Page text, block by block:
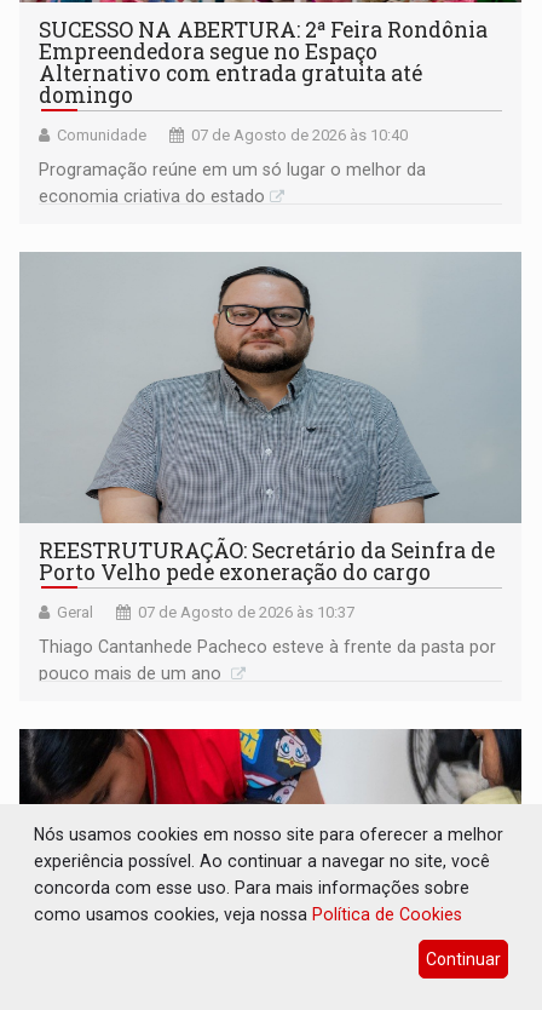
SUCESSO NA ABERTURA: 2ª Feira Rondônia
Empreendedora segue no Espaço
Alternativo com entrada gratuita até
domingo
Comunidade 07 de Agosto de 2026 às 10:40
Programação reúne em um só lugar o melhor da
economia criativa do estado
REESTRUTURAÇÃO: Secretário da Seinfra de
Porto Velho pede exoneração do cargo
Geral 07 de Agosto de 2026 às 10:37
Thiago Cantanhede Pacheco esteve à frente da pasta por
pouco mais de um ano
Nós usamos cookies em nosso site para oferecer a melhor
experiência possível. Ao continuar a navegar no site, você
concorda com esse uso. Para mais informações sobre
como usamos cookies, veja nossa Política de Cookies
Continuar